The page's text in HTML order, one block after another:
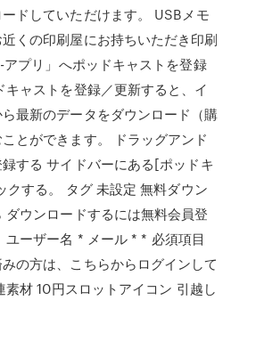
ドしていただけます。 USBメモ
くの印刷屋にお持ちいただき印刷
アプリ」へポッドキャストを登録
キャストを登録／更新すると、イ
最新のデータをダウンロード（購
とができます。 ドラッグアンド
録する サイドバーにある[ポッドキ
クする。 タグ 未設定 無料ダウン
ダウンロードするには無料会員登
ユーザー名 * メール * * 必須項目
の方は、こちらからログインして
素材 10円スロットアイコン 引越し